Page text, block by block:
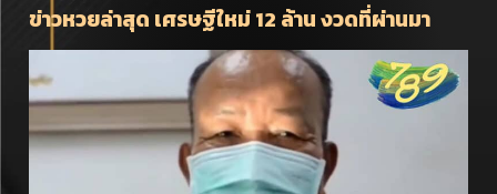
ข่าวหวยล่าสุด เศรษฐีใหม่ 12 ล้าน งวดที่ผ่านมา